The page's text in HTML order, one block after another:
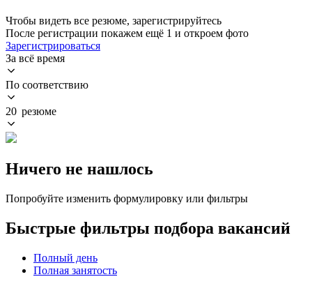
Чтобы видеть все резюме, зарегистрируйтесь
После регистрации покажем ещё 1 и откроем фото
Зарегистрироваться
За всё время
По соответствию
20 резюме
Ничего не нашлось
Попробуйте изменить формулировку или фильтры
Быстрые фильтры подбора вакансий
Полный день
Полная занятость